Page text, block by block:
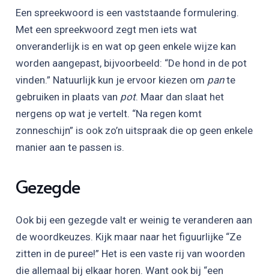
Een spreekwoord is een vaststaande formulering.
Met een spreekwoord zegt men iets wat
onveranderlijk is en wat op geen enkele wijze kan
worden aangepast, bijvoorbeeld: “De hond in de pot
vinden.” Natuurlijk kun je ervoor kiezen om pante
gebruiken in plaats van pot. Maar dan slaat het
nergens op wat je vertelt. “Na regen komt
zonneschijn” is ook zo’n uitspraak die op geen enkele
manier aan te passen is.
Gezegde
Ook bij een gezegde valt er weinig te veranderen aan
de woordkeuzes. Kijk maar naar het figuurlijke “Ze
zitten in de puree!” Het is een vaste rij van woorden
die allemaal bij elkaar horen. Want ook bij “een